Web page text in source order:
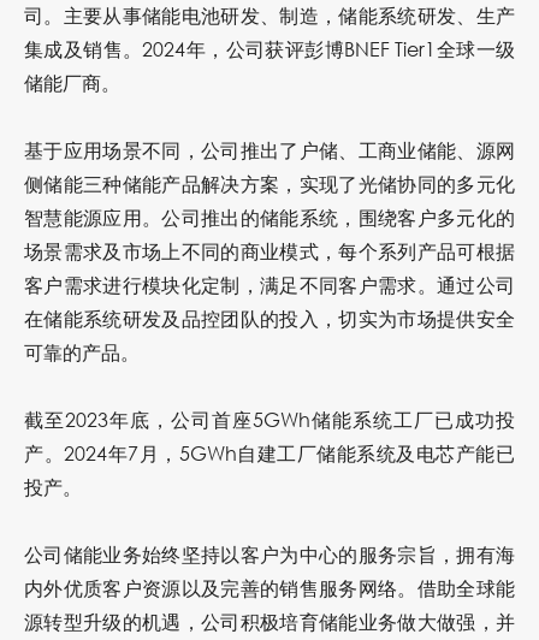
司。主要从事储能电池研发、制造，储能系统研发、生产
集成及销售。2024年，公司获评彭博BNEF Tier1全球一级
储能厂商。
基于应用场景不同，公司推出了户储、工商业储能、源网
侧储能三种储能产品解决方案，实现了光储协同的多元化
智慧能源应用。公司推出的储能系统，围绕客户多元化的
场景需求及市场上不同的商业模式，每个系列产品可根据
客户需求进行模块化定制，满足不同客户需求。通过公司
在储能系统研发及品控团队的投入，切实为市场提供安全
可靠的产品。
截至2023年底，公司首座5GWh储能系统工厂已成功投
产。2024年7月，5GWh自建工厂储能系统及电芯产能已
投产。
公司储能业务始终坚持以客户为中心的服务宗旨，拥有海
内外优质客户资源以及完善的销售服务网络。借助全球能
源转型升级的机遇，公司积极培育储能业务做大做强，并